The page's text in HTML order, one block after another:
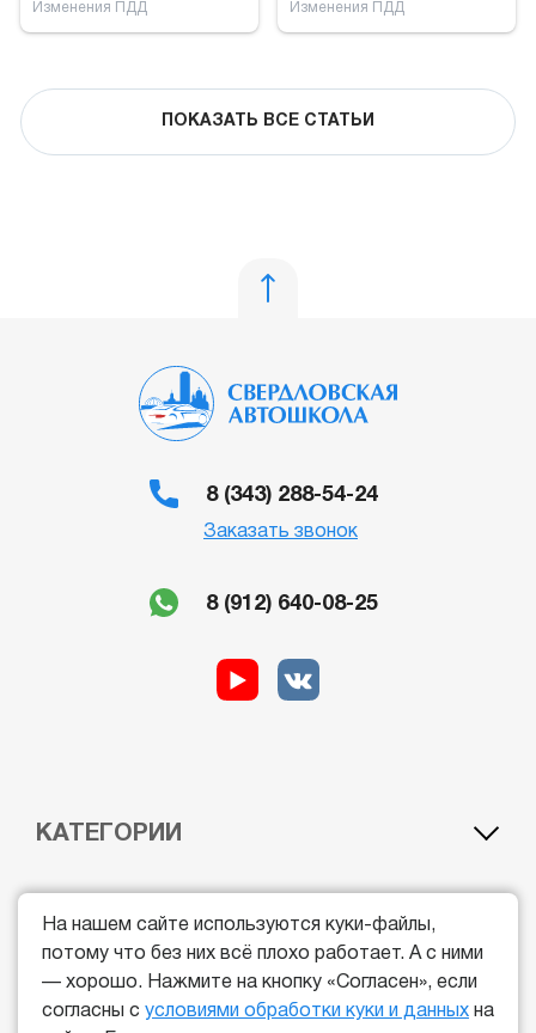
Изменения ПДД Изменения ПДД
ПОКАЗАТЬ ВСЕ СТАТЬИ
8 (343) 288-54-24
Заказать звонок
8 (912) 640-08-25
КАТЕГОРИИ
A — мотоцикл
B — легковой автомобиль
C — грузовой автомобиль
D — автобус
CE — грузовой автомобиль с прицепом
DE — автобус c прицепом
Квадроцикл
Снегоход
Курс обучения водителей погрузчиков
Курс обучения машинистов экскаватора
Курс обучения машиниста бульдозера
Курс обучения машиниста автогрейдера
Гидроцикл
Судовождение
ОБЩИЕ
Цены
Пользовательское соглашение
На нашем сайте используются куки-файлы,
потому что без них всё плохо работает. А с ними
— хорошо. Нажмите на кнопку «Согласен», если
согласны с условиями обработки куки и данных на